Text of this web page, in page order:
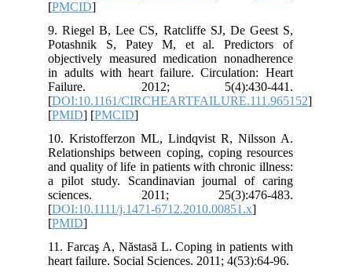
9. Riegel B, Lee CS, Ratcliffe SJ, De
Potashnik S, Patey M, et al.
objectively measured medication
in adults with heart failure.
Failure. 2012;
[DOI:10.1161/
10. Kristofferzon ML, Lindqvist R,
Relationships between coping, coping
and quality of life in patients with
a pilot study. Scandinavian journal
sciences. 2011;
[DOI:10.1111/j.1471-
11. Farcaş A, Năstasă L. Coping in
heart failure. Social Sciences. 2011;